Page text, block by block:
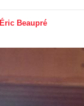
Éric Beaupré